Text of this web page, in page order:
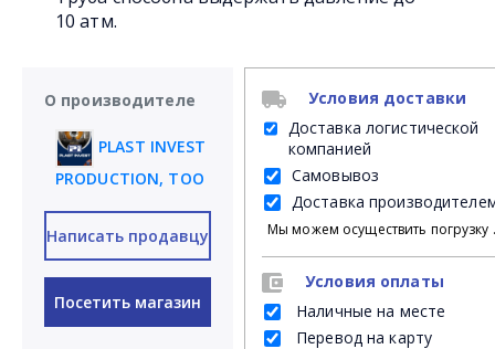
10 атм.
О производителе
PLAST INVEST
PRODUCTION, ТОО
Написать продавцу
Посетить магазин
Условия доставки
Доставка логистической
компанией
Самовывоз
Доставка
Мы можем осуществить погрузку
Условия оплаты
Наличные на месте
Перевод на карту